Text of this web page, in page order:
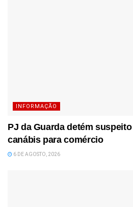
INFORMAÇÃO
PJ da Guarda detém
canábis para comércio
6 DE AGOSTO, 2026